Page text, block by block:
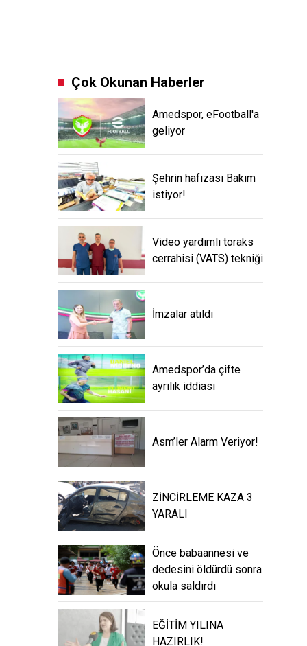
Çok Okunan Haberler
Amedspor, eFootball'a
geliyor
Şehrin hafızası Bakım
istiyor!
Video yardımlı toraks
cerrahisi (VATS) tekniği
İmzalar atıldı
Amedspor’da çifte
ayrılık iddiası
Asm’ler Alarm Veriyor!
ZİNCİRLEME KAZA 3
YARALI
Önce babaannesi ve
dedesini öldürdü sonra
okula saldırdı
EĞİTİM YILINA
HAZIRLIK!